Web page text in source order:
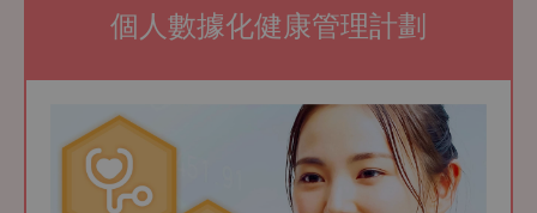
個人數據化健康管理計劃